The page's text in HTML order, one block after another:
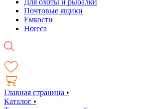
Для охоты и рыбалки
Почтовые ящики
Емкости
Horeca
Главная страница •
Каталог •